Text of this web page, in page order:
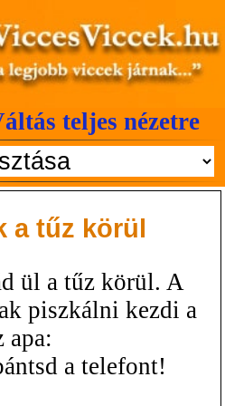
teljes nézetre
a tűz körül
ül a tűz körül. A
piszkálni kezdi a
apa:
a telefont!